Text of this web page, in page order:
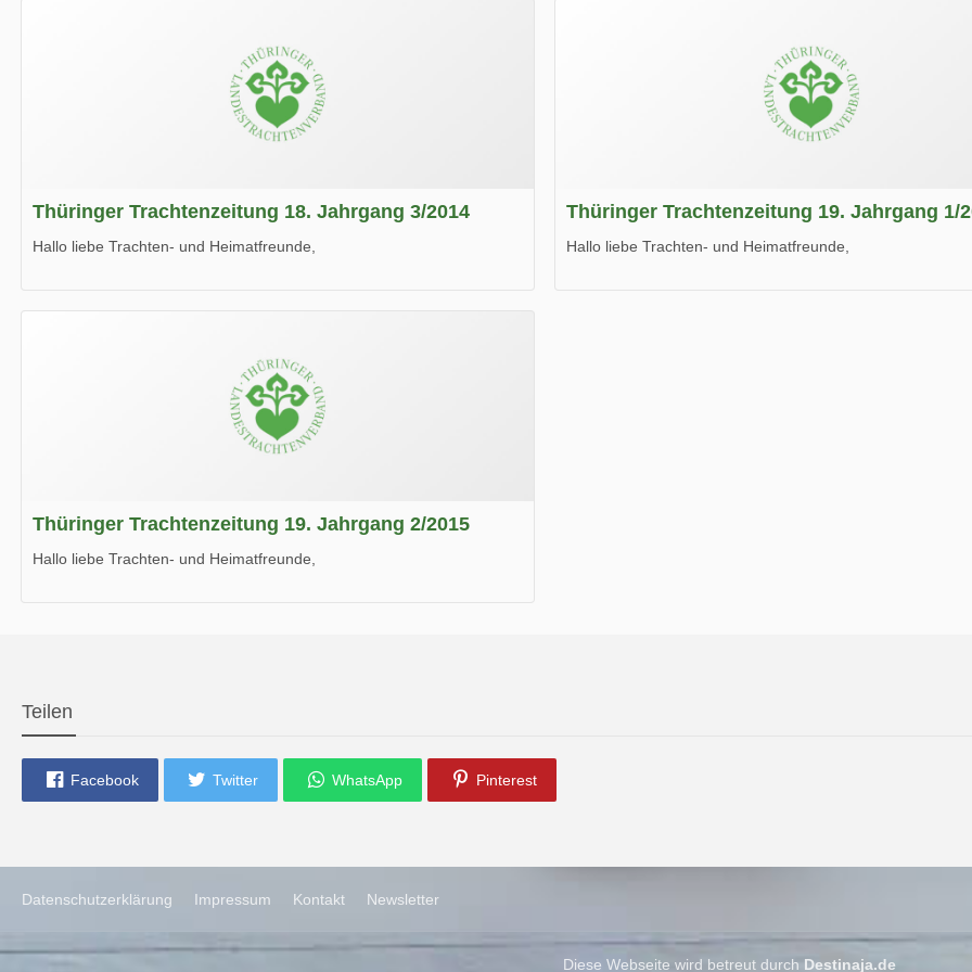
Thüringer Trachtenzeitung 18. Jahrgang 3/2014
Hallo liebe Trachten- und Heimatfreunde,
Wir wünschen Euch viel Spaß beim Lesen.
Thüringer Trachtenzeitung 19. Jahrgang 1/
Hallo liebe Trachten- und Heimatfreunde,
Thüringer Trachtenzeitung 19. Jahrgang 2/2015
Hallo liebe Trachten- und Heimatfreunde,
Teilen
Facebook Twitter WhatsApp Pinterest
Datenschutzerklärung Impressum Kontakt Newsletter
Diese Webseite wird betreut durch Destinaja.de